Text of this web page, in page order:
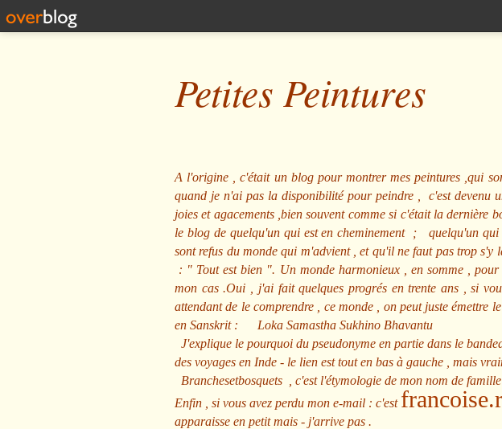
Petites Peintures
A l'origine , c'était un blog pour montrer mes peintures ,qui
quand je n'ai pas la disponibilité pour peindre , c'est devenu
joies et agacements ,bien souvent comme si c'était la dernière
le blog de quelqu'un qui est en cheminement ; quelqu'un qui
sont refus du monde qui m'advient , et qu'il ne faut pas trop
: " Tout est bien ". Un monde harmonieux , en somme , pour
mon cas .Oui , j'ai fait quelques progrés en trente ans , si
attendant de le comprendre , ce monde , on peut juste émettre
en Sanskrit : Loka Samastha Sukhino Bhavantu
J'explique le pourquoi du pseudonyme en partie dans le
des voyages en Inde - le lien est tout en bas à gauche , mais
Branchesetbosquets
, c'est l'étymologie de mon nom de
Enfin , si vous avez perdu mon e-mail : c'est
apparaisse en petit mais - j'arrive pas .